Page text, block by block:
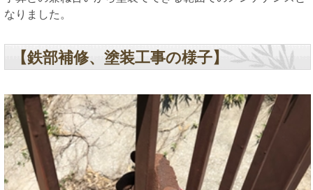
なりました。
【鉄部補修、塗装工事の様子】